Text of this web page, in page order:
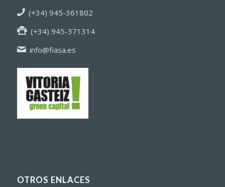
(+34) 945-361802
(+34) 945-371314
info@fiasa.es
OTROS ENLACES